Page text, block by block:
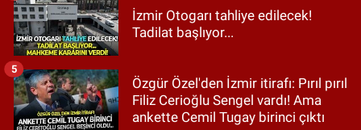
İzmir Otogarı tahliye edilecek!
Tadilat başlıyor...
Özgür Özel'den İzmir itirafı: Pırıl pırıl
Filiz Cerioğlu Sengel vardı! Ama
ankette Cemil Tugay birinci çıktı
5